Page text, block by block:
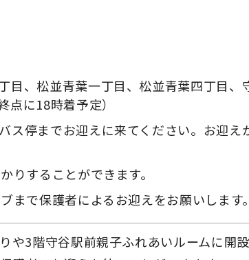
目、松並青葉一丁目、松並青葉四丁目、
に18時着予定）
ス停までお迎えに来てください。お迎え
りすることができます。
まで保護者によるお迎えをお願いします
や3階守谷駅前親子ふれあいルームに開